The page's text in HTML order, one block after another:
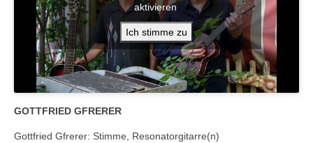
aktivieren
Ich stimme zu
GOTTFRIED GFRERER
Gottfried Gfrerer: Stimme, Resonatorgitarre(n)